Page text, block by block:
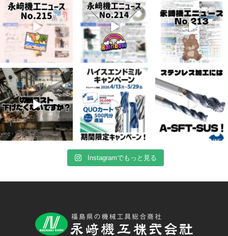
5 0 8 0 5 0
4月 20
10 0
4月 16
10 0
4月 13
Instagramでもっと見る